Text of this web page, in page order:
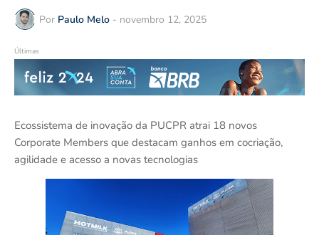
Por Paulo Melo - novembro 12, 2025
Últimas
Ecossistema de inovação da PUCPR atrai 18 novos
Corporate Members que destacam ganhos em cocriação,
agilidade e acesso a novas tecnologias